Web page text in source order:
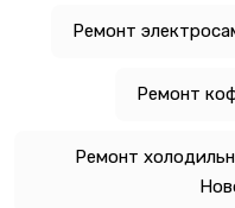
Ремонт
Ремонт
Ремонт